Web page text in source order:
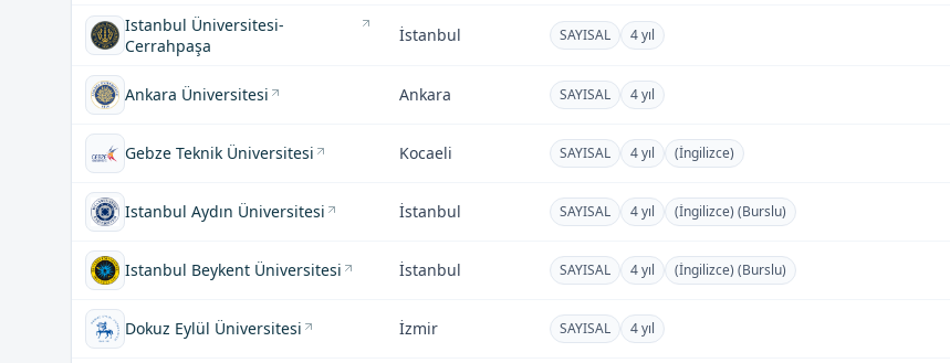
Istanbul Üniversitesi-
Cerrahpaşa
İstanbul SAYISAL 4 yıl
Ankara Üniversitesi Ankara SAYISAL 4 yıl
Gebze Teknik Üniversitesi Kocaeli SAYISAL 4 yıl (İngilizce)
Istanbul Aydın Üniversitesi İstanbul SAYISAL 4 yıl (İngilizce) (Burslu)
Istanbul Beykent Üniversitesi İstanbul SAYISAL 4 yıl (İngilizce) (Burslu)
Dokuz Eylül Üniversitesi İzmir SAYISAL 4 yıl